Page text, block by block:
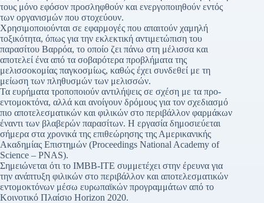
τους μόνο εφόσον προσληφθούν και ενεργοποιηθούν εντός
των οργανισμών που στοχεύουν.
Χρησιμοποιούνται σε εφαρμογές που απαιτούν χαμηλή
τοξικότητα, όπως για την εκλεκτική αντιμετώπιση του
παρασίτου Βαρρόα, το οποίο ζει πάνω στη μέλισσα και
αποτελεί ένα από τα σοβαρότερα προβλήματα της
μελισσοκομίας παγκοσμίως, καθώς έχει συνδεθεί με τη
μείωση των πληθυσμών των μελισσών.
Τα ευρήματα τροποποιούν αντιλήψεις σε σχέση με τα προ-
εντομοκτόνα, αλλά και ανοίγουν δρόμους για τον σχεδιασμό
πιο αποτελεσματικών και φιλικών στο περιβάλλον φαρμάκων
έναντι των βλαβερών παρασίτων. Η εργασία δημοσιεύεται
σήμερα στα χρονικά της επιθεώρησης της Αμερικανικής
Ακαδημίας Επιστημών (Proceedings National Academy of
Science – PNAS).
Σημειώνεται ότι το ΙΜΒΒ-ΙΤΕ συμμετέχει στην έρευνα για
την ανάπτυξη φιλικών στο περιβάλλον και αποτελεσματικών
εντομοκτόνων μέσω ευρωπαϊκών προγραμμάτων από το
Κοινοτικό Πλαίσιο Horizon 2020.